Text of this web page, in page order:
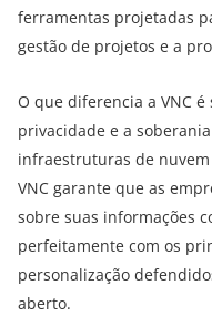
ferramentas projetadas
gestão de projetos e a
O que diferencia a VNC
privacidade e a
infraestruturas de
VNC garante que as
sobre suas informações
perfeitamente com os
personalização
aberto.